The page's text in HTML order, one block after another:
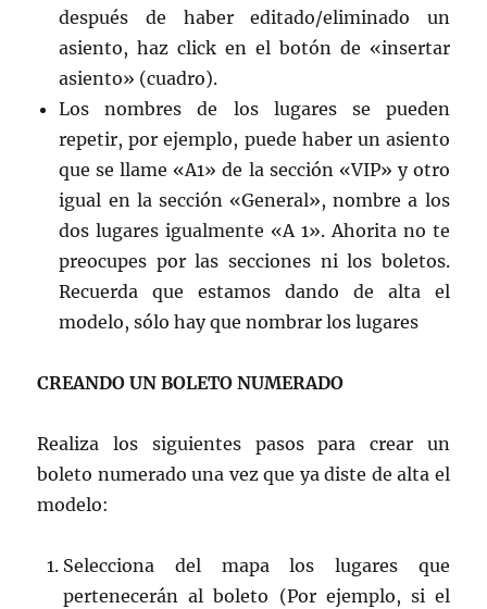
después de haber editado/eliminado un
asiento, haz click en el botón de «insertar
asiento» (cuadro).
Los nombres de los lugares se pueden
repetir, por ejemplo, puede haber un asiento
que se llame «A1» de la sección «VIP» y otro
igual en la sección «General», nombre a los
dos lugares igualmente «A 1». Ahorita no te
preocupes por las secciones ni los boletos.
Recuerda que estamos dando de alta el
modelo, sólo hay que nombrar los lugares
CREANDO UN BOLETO NUMERADO
Realiza los siguientes pasos para crear un
boleto numerado una vez que ya diste de alta el
modelo:
Selecciona del mapa los lugares que
pertenecerán al boleto (Por ejemplo, si el